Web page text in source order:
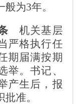
为3年。
机关基层
严格执行任
期届满按期
举。书记、
产生后，报
批准。